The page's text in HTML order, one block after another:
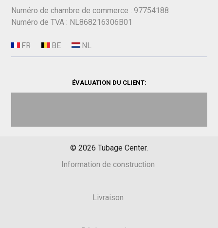
Numéro de chambre de commerce : 97754188
Numéro de TVA : NL868216306B01
ÉVALUATION DU CLIENT:
© 2026 Tubage Center.
Information de construction
Livraison